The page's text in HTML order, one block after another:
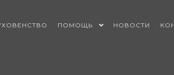
ПОМОЩЬ НОВОСТИ